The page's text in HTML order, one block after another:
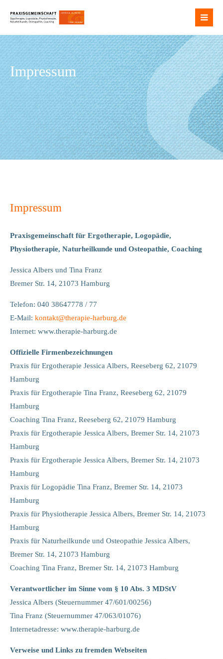
Login
Benutzername
Anmelden
Support
24h / 365days
We offer support for our customers
Mon - Fri 8:00am - 5:00pm (GMT +1)
Get in touch
376-293 City Road, Suite 600
San Francisco, CA 94102
Have any questions?
+44 1234 567 890
info@yourdomain.com
About us
Lorem ipsum dolor sit amet, consectetuer adipiscing elit.
Aenean commodo ligula eget dolor. Aenean massa. Cum sociis
natoque penatibus et magnis dis parturient montes, nascetur
ridiculus mus. Donec quam felis, ultricies nec.
Impressum
Impressum
Praxisgemeinschaft für Ergotherapie, Logopädie,
Physiotherapie, Naturheilkunde und Osteopathie, Coaching
Jessica Albers und Tina Franz
Bremer Str. 14, 21073 Hamburg
Telefon: 040 38647778 / 77
E-Mail: kontakt@therapie-harburg.de
Internet: www.therapie-harburg.de
Offizielle Firmenbezeichnungen
Praxis für Ergotherapie Jessica Albers, Reeseberg 62, 21079
Hamburg
Praxis für Ergotherapie Tina Franz, Reeseberg 62, 21079
Hamburg
Coaching Tina Franz, Reeseberg 62, 21079 Hamburg
Praxis für Ergotherapie Jessica Albers, Bremer Str. 14, 21073
Hamburg
Praxis für Ergotherapie Jessica Albers, Bremer Str. 14, 21073
Hamburg
Praxis für Logopädie Tina Franz, Bremer Str. 14, 21073
Hamburg
Praxis für Physiotherapie Jessica Albers, Bremer Str. 14, 21073
Hamburg
Praxis für Naturheilkunde und Osteopathie Jessica Albers,
Bremer Str. 14, 21073 Hamburg
Coaching Tina Franz, Bremer Str. 14, 21073 Hamburg
Verantwortlicher im Sinne vom § 10 Abs. 3 MDStV
Jessica Albers (Steuernummer 47/601/00256)
Tina Franz (Steuernummer 47/063/01076)
Internetadresse: www.therapie-harburg.de
Verweise und Links zu fremden Webseiten